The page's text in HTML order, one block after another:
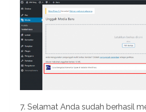
7. Selamat Anda sudah berhasil